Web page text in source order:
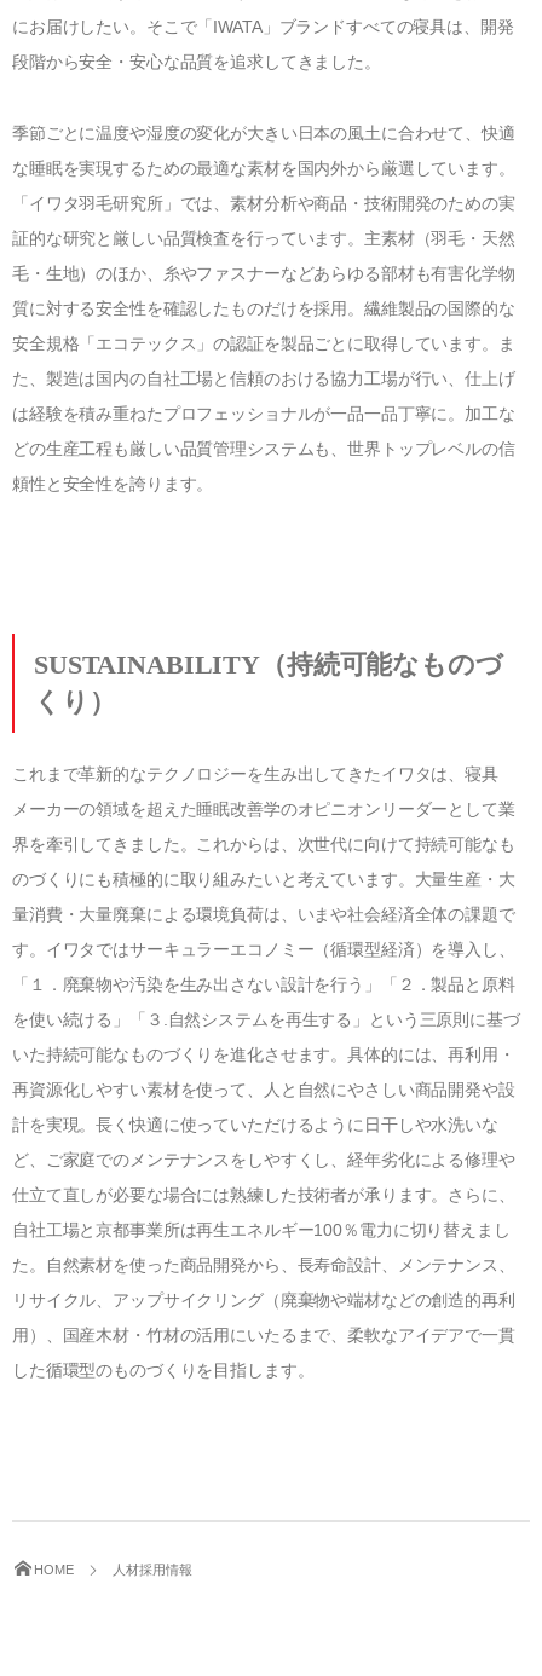
にお届けしたい。そこで「 IWATA」ブランドすべての寝具は、開発
段階から安全・安心な品質を追求してきました。
季節ごとに温度や湿度の変化が大きい日本の風土に合わせて、快適
な睡眠を実現するための最適な素材を国内外から厳選しています。
「イワタ羽毛研究所」では、素材分析や商品・技術開発のための実
証的な研究と厳しい品質検査を行っています。主素材（羽毛・天然
毛・生地）のほか、糸やファスナーなどあらゆる部材も有害化学物
質に対する安全性を確認したものだけを採用。繊維製品の国際的な
安全規格「エコテックス」の認証を製品ごとに取得しています。ま
た、製造は国内の自社工場と信頼のおける協力工場が行い、仕上げ
は経験を積み重ねたプロフェッショナルが一品一品丁寧に。加工な
どの生産工程も厳しい品質管理システムも、世界トップレベルの信
頼性と安全性を誇ります。
SUSTAINABILITY （持続可能なものづ
くり）
これまで革新的なテクノロジーを生み出してきたイワタは、寝具
メーカーの領域を超えた睡眠改善学のオピニオンリーダーとして業
界を牽引してきました。これからは、次世代に向けて持続可能なも
のづくりにも積極的に取り組みたいと考えています。大量生産・大
量消費・大量廃棄による環境負荷は、いまや社会経済全体の課題で
す。イワタではサーキュラーエコノミー（循環型経済）を導入し、
「１．廃棄物や汚染を生み出さない設計を行う」「２．製品と原料
を使い続ける」「３ 自然システムを再生する」という三原則に基づ
いた持続可能なものづくりを進化させます。具体的には、再利用・
再資源化しやすい素材を使って、人と自然にやさしい商品開発や設
計を実現。長く快適に使っていただけるように日干しや水洗いな
ど、ご家庭でのメンテナンスをしやすくし、経年劣化による修理や
仕立て直しが必要な場合には熟練した技術者が承ります。さらに、
自社工場と京都事業所は再生エネルギー100％電力に切り替えまし
た。自然素材を使った商品開発から、長寿命設計、メンテナンス、
リサイクル、アップサイクリング（廃棄物や端材などの創造的再利
用）、国産木材・竹材の活用にいたるまで、柔軟なアイデアで一貫
した循環型のものづくりを目指します。
HOME 人材採用情報